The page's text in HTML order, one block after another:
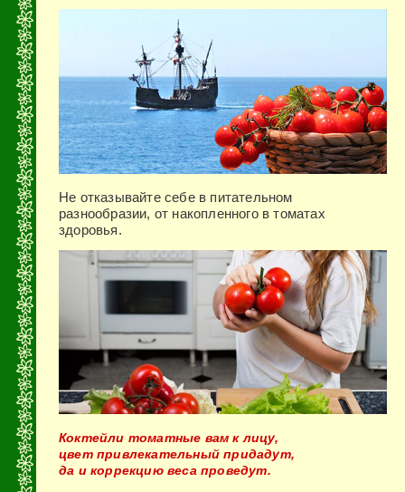
Не отказывайте себе в питательном
разнообразии, от накопленного в томатах
здоровья.
Коктейли томатные вам к лицу,
цвет привлекательный придадут,
да и коррекцию веса проведут.